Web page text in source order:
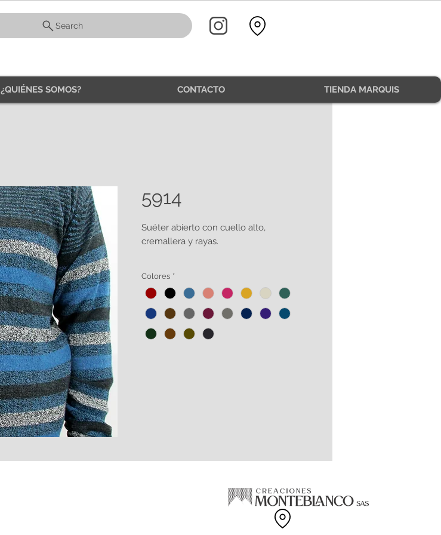
Search
¿QUIÉNES SOMOS? CONTACTO TIENDA MARQUIS
5914
Suéter abierto con cuello alto,
cremallera y rayas.
botellas PET y recortes de confección
de algodón.
Colores *